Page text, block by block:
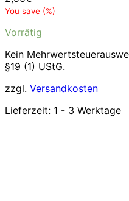
You save (%)
Vorrätig
Kein
§19 (1) UStG.
zzgl. Versandkosten
Lieferzeit: 1 - 3 Werktage